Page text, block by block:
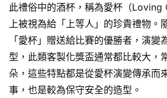
此禮俗中的酒杯，稱為愛杯（Loving
上被視為給「上等人」的珍貴禮物。
「愛杯」贈送給比賽的優勝者，演變
型，此類客製化獎盃通常都比較大，
朵，這些特點都是從愛杯演變傳承而
事，也是較為保守安全的造型。